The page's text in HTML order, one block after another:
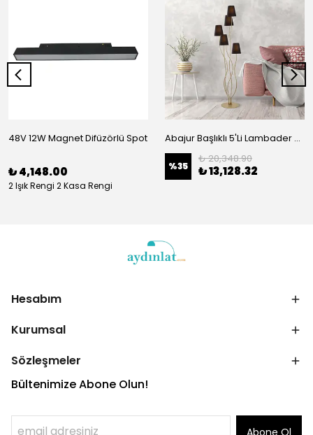
48V 12W Magnet Difüzörlü Spot
₺ 4,148.00
2 Işık Rengi 2 Kasa Rengi
Abajur Başlıklı 5'Li Lambader Parlak Gold 13242
%35
₺ 20,348.90
₺ 13,128.32
Hesabım
Kurumsal
Sözleşmeler
Bültenimize Abone Olun!
Abone Ol